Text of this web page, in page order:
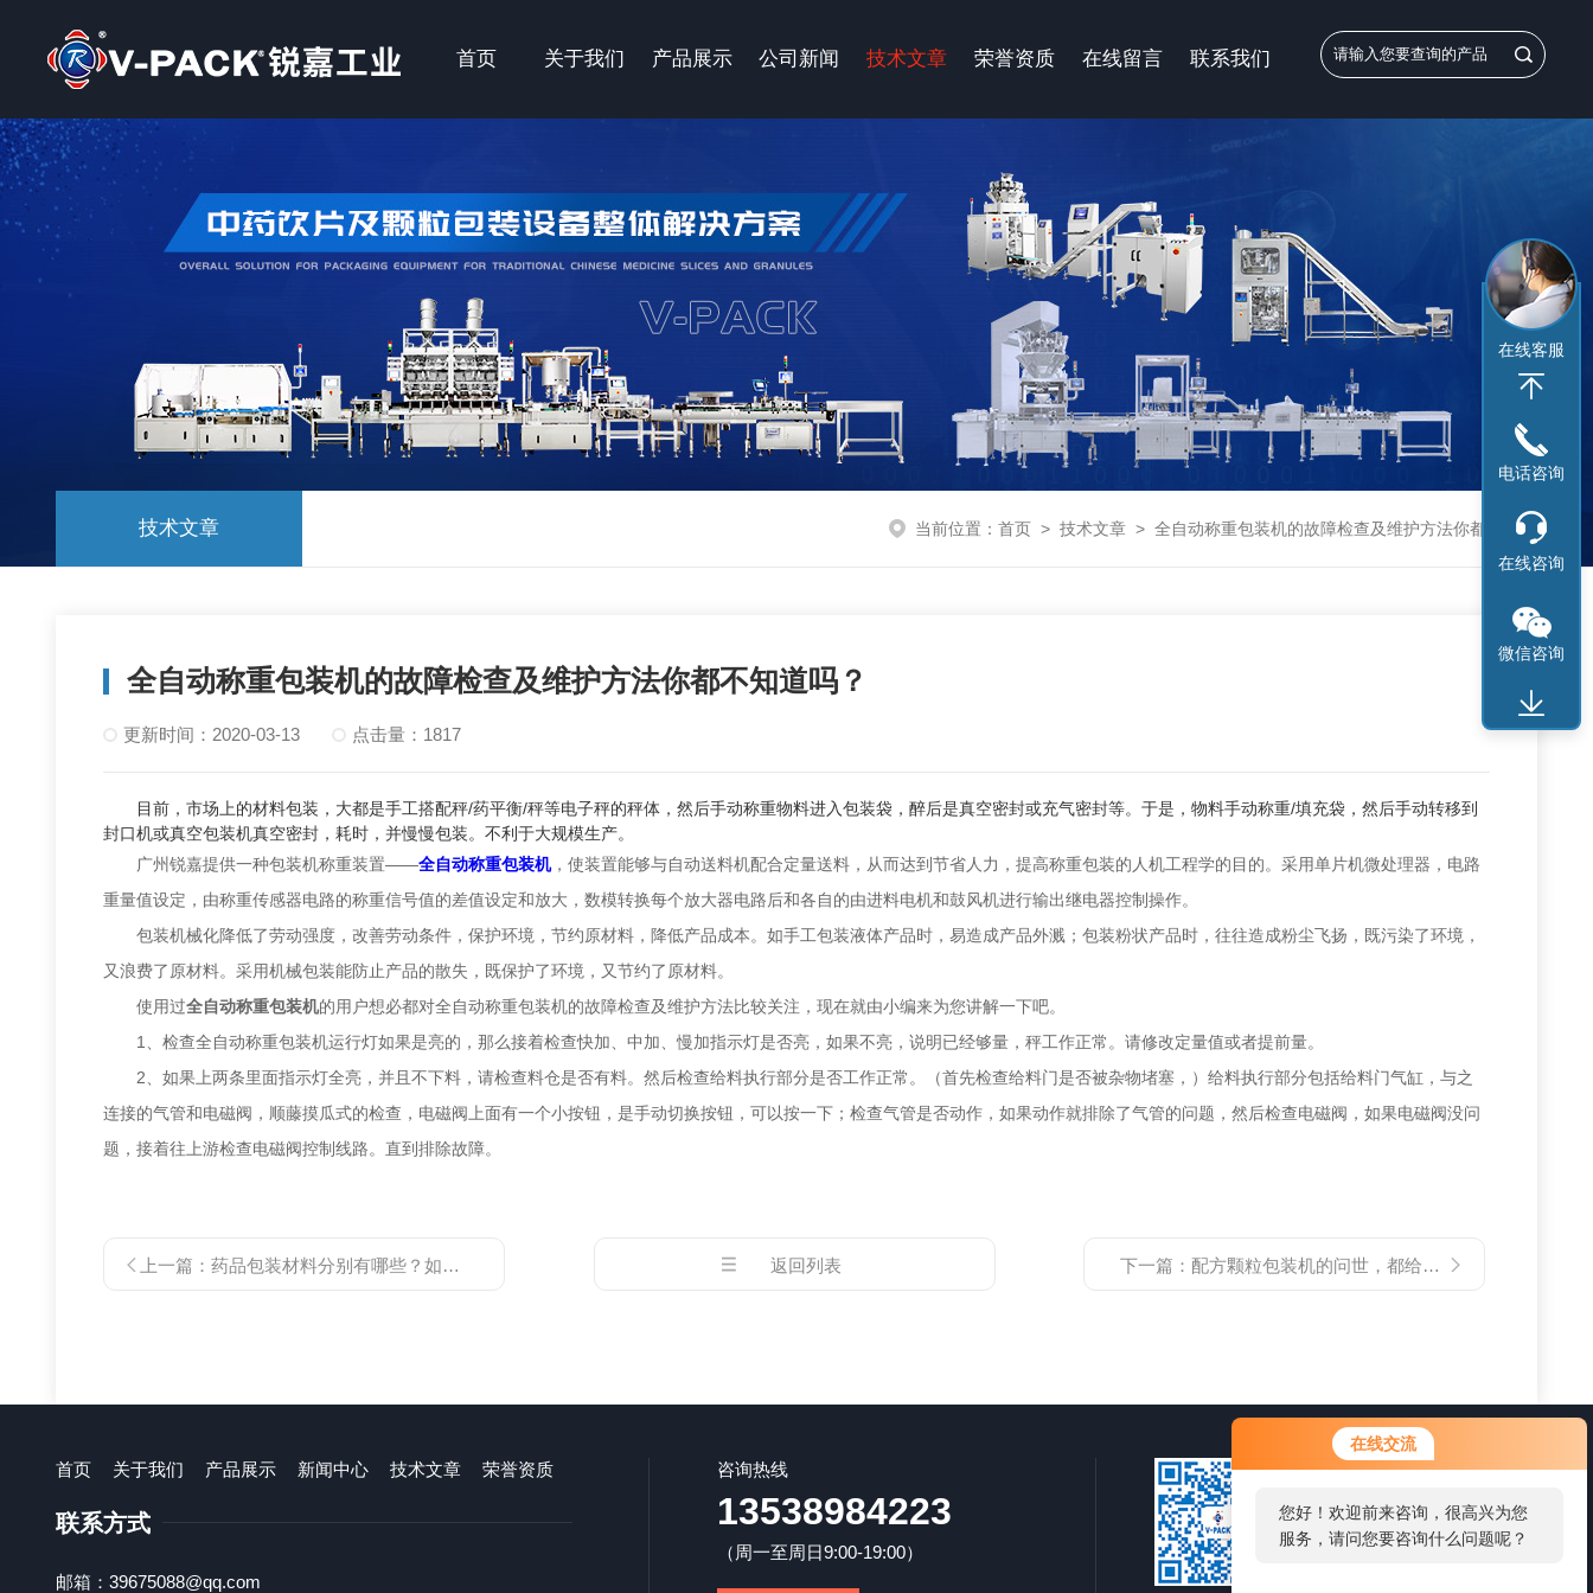
在线交流
您好！欢迎前来咨询，很高兴为您
服务，请问您要咨询什么问题呢？
首页 关于我们 产品展示 公司新闻 技术文章 荣誉资质 在线留言 联系我们
技术文章 当前位置： 首页 > 技术文章 > 全自动称重包装机的故障检查及维护方法你都不知道吗？
全自动称重包装机的故障检查及维护方法你都不知道吗？
更新时间：2020-03-13 点击量：1817
目前，市场上的材料包装，大都是手工搭配秤/药平衡/秤等电子秤的秤体，然后手动称重物料进入包装袋，醉后是真空密封或充气密封等。于是，物料手动称重/填充袋，然后手动转移到
封口机或真空包装机真空密封，耗时，并慢慢包装。不利于大规模生产。
广州锐嘉提供一种包装机称重装置——全自动称重包装机，使装置能够与自动送料机配合定量送料，从而达到节省人力，提高称重包装的人机工程学的目的。采用单片机微处理器，电路
重量值设定，由称重传感器电路的称重信号值的差值设定和放大，数模转换每个放大器电路后和各自的由进料电机和鼓风机进行输出继电器控制操作。
包装机械化降低了劳动强度，改善劳动条件，保护环境，节约原材料，降低产品成本。如手工包装液体产品时，易造成产品外溅；包装粉状产品时，往往造成粉尘飞扬，既污染了环境，
又浪费了原材料。采用机械包装能防止产品的散失，既保护了环境，又节约了原材料。
使用过全自动称重包装机的用户想必都对全自动称重包装机的故障检查及维护方法比较关注，现在就由小编来为您讲解一下吧。
1、检查全自动称重包装机运行灯如果是亮的，那么接着检查快加、中加、慢加指示灯是否亮，如果不亮，说明已经够量，秤工作正常。请修改定量值或者提前量。
2、如果上两条里面指示灯全亮，并且不下料，请检查料仓是否有料。然后检查给料执行部分是否工作正常。（首先检查给料门是否被杂物堵塞，）给料执行部分包括给料门气缸，与之
连接的气管和电磁阀，顺藤摸瓜式的检查，电磁阀上面有一个小按钮，是手动切换按钮，可以按一下；检查气管是否动作，如果动作就排除了气管的问题，然后检查电磁阀，如果电磁阀没问
题，接着往上游检查电磁阀控制线路。直到排除故障。
上一篇：药品包装材料分别有哪些？如何选择包装材料？ 返回列表 下一篇： 配方颗粒包装机的问世，都给你带来了什么？
首页 关于我们 产品展示 新闻中心 技术文章 荣誉资质
联系方式
邮箱：39675088@qq.com
咨询热线
13538984223
（周一至周日9:00-19:00）
在线客服
电话咨询
在线咨询
微信咨询